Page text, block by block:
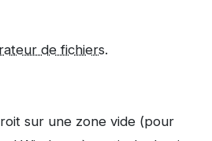
de fichiers.
sur une zone vide (pour